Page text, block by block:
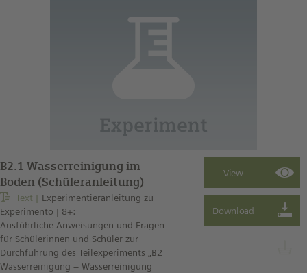
B2.1 Wasserreinigung im
Boden (Schüleranleitung)
Text
Experimentieranleitung zu
Experimento | 8+:
Ausführliche Anweisungen und Fragen
für Schülerinnen und Schüler zur
Durchführung des Teilexperiments „B2
Wasserreinigung – Wasserreinigung